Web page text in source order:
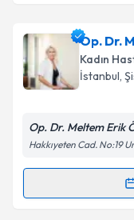
Op. Dr.
Kadın
İstanbul,
Op. Dr. Meltem Erik
Hakkıyeten Cad. No:19
Randevu